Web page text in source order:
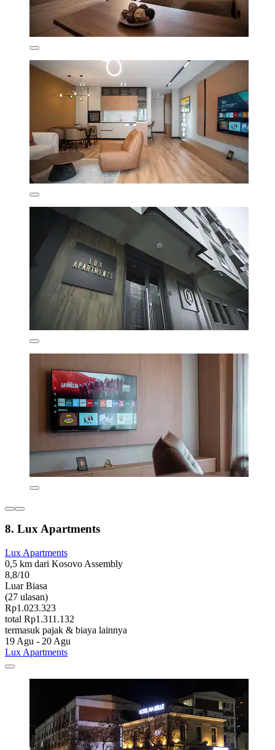
8. Lux Apartments
Lux Apartments
0,5 km dari Kosovo Assembly
8,8/10
Luar Biasa
(27 ulasan)
Rp1.023.323
total Rp1.311.132
termasuk pajak & biaya lainnya
19 Agu - 20 Agu
Lux Apartments